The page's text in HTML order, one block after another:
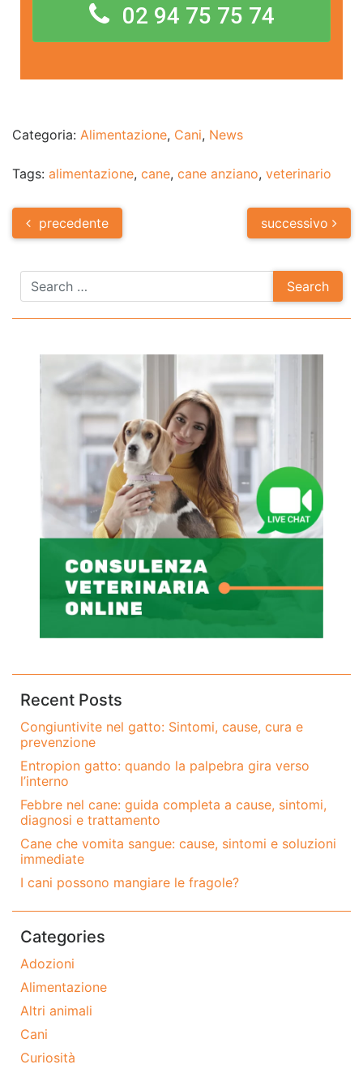
02 94 75 75 74
Categoria: Alimentazione, Cani, News
Tags: alimentazione, cane, cane anziano, veterinario
Post
navigation
precedente successivo
Recent Posts
Congiuntivite nel gatto: Sintomi, cause, cura e
prevenzione
Entropion gatto: quando la palpebra gira verso
l’interno
Febbre nel cane: guida completa a cause, sintomi,
diagnosi e trattamento
Cane che vomita sangue: cause, sintomi e soluzioni
immediate
I cani possono mangiare le fragole?
Categories
Adozioni
Alimentazione
Altri animali
Cani
Curiosità